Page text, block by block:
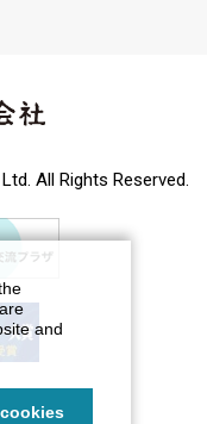
All Rights Reserved.
and